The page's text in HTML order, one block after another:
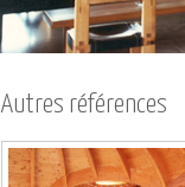
Autres références